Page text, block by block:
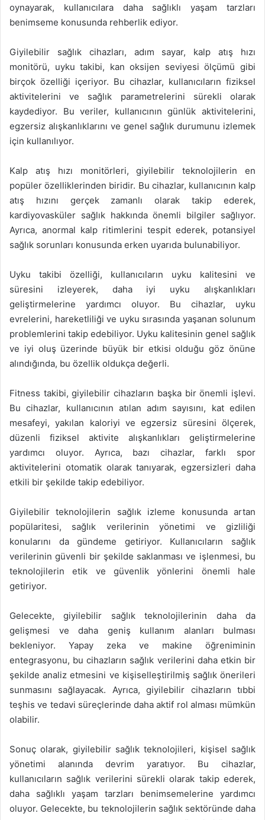
oynayarak, kullanıcılara daha sağlıklı yaşam tarzları
benimseme konusunda rehberlik ediyor.
Giyilebilir sağlık cihazları, adım sayar, kalp atış hızı
monitörü, uyku takibi, kan oksijen seviyesi ölçümü gibi
birçok özelliği içeriyor. Bu cihazlar, kullanıcıların fiziksel
aktivitelerini ve sağlık parametrelerini sürekli olarak
kaydediyor. Bu veriler, kullanıcının günlük aktivitelerini,
egzersiz alışkanlıklarını ve genel sağlık durumunu izlemek
için kullanılıyor.
Kalp atış hızı monitörleri, giyilebilir teknolojilerin en
popüler özelliklerinden biridir. Bu cihazlar, kullanıcının kalp
atış hızını gerçek zamanlı olarak takip ederek,
kardiyovasküler sağlık hakkında önemli bilgiler sağlıyor.
Ayrıca, anormal kalp ritimlerini tespit ederek, potansiyel
sağlık sorunları konusunda erken uyarıda bulunabiliyor.
Uyku takibi özelliği, kullanıcıların uyku kalitesini ve
süresini izleyerek, daha iyi uyku alışkanlıkları
geliştirmelerine yardımcı oluyor. Bu cihazlar, uyku
evrelerini, hareketliliği ve uyku sırasında yaşanan solunum
problemlerini takip edebiliyor. Uyku kalitesinin genel sağlık
ve iyi oluş üzerinde büyük bir etkisi olduğu göz önüne
alındığında, bu özellik oldukça değerli.
Fitness takibi, giyilebilir cihazların başka bir önemli işlevi.
Bu cihazlar, kullanıcının atılan adım sayısını, kat edilen
mesafeyi, yakılan kaloriyi ve egzersiz süresini ölçerek,
düzenli fiziksel aktivite alışkanlıkları geliştirmelerine
yardımcı oluyor. Ayrıca, bazı cihazlar, farklı spor
aktivitelerini otomatik olarak tanıyarak, egzersizleri daha
etkili bir şekilde takip edebiliyor.
Giyilebilir teknolojilerin sağlık izleme konusunda artan
popülaritesi, sağlık verilerinin yönetimi ve gizliliği
konularını da gündeme getiriyor. Kullanıcıların sağlık
verilerinin güvenli bir şekilde saklanması ve işlenmesi, bu
teknolojilerin etik ve güvenlik yönlerini önemli hale
getiriyor.
Gelecekte, giyilebilir sağlık teknolojilerinin daha da
gelişmesi ve daha geniş kullanım alanları bulması
bekleniyor. Yapay zeka ve makine öğreniminin
entegrasyonu, bu cihazların sağlık verilerini daha etkin bir
şekilde analiz etmesini ve kişiselleştirilmiş sağlık önerileri
sunmasını sağlayacak. Ayrıca, giyilebilir cihazların tıbbi
teşhis ve tedavi süreçlerinde daha aktif rol alması mümkün
olabilir.
Sonuç olarak, giyilebilir sağlık teknolojileri, kişisel sağlık
yönetimi alanında devrim yaratıyor. Bu cihazlar,
kullanıcıların sağlık verilerini sürekli olarak takip ederek,
daha sağlıklı yaşam tarzları benimsemelerine yardımcı
oluyor. Gelecekte, bu teknolojilerin sağlık sektöründe daha